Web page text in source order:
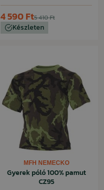
5 410 Ft
4 590 Ft
Készleten
MFH NEMECKO
Gyerek póló 100% pamut
CZ95